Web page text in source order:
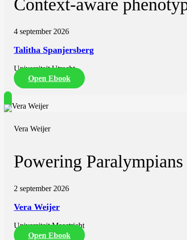
Context-aware
4 september 2026
Talitha Spanjersberg
Universiteit Utrecht
Open Ebook
Vera Weijer
Powering Paralympians
2 september 2026
Vera Weijer
Universiteit Maastricht
Open Ebook